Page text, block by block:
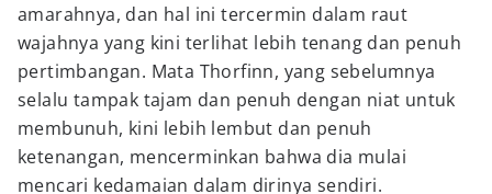
amarahnya, dan hal ini tercermin dalam raut
wajahnya yang kini terlihat lebih tenang dan penuh
pertimbangan. Mata Thorfinn, yang sebelumnya
selalu tampak tajam dan penuh dengan niat untuk
membunuh, kini lebih lembut dan penuh
ketenangan, mencerminkan bahwa dia mulai
mencari kedamaian dalam dirinya sendiri.